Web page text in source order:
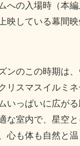
への入場時（本
映している幕間
ンのこの時期は
リスマスイルミ
いっぱいに広が
な室内で、​星空
心も体も自然と